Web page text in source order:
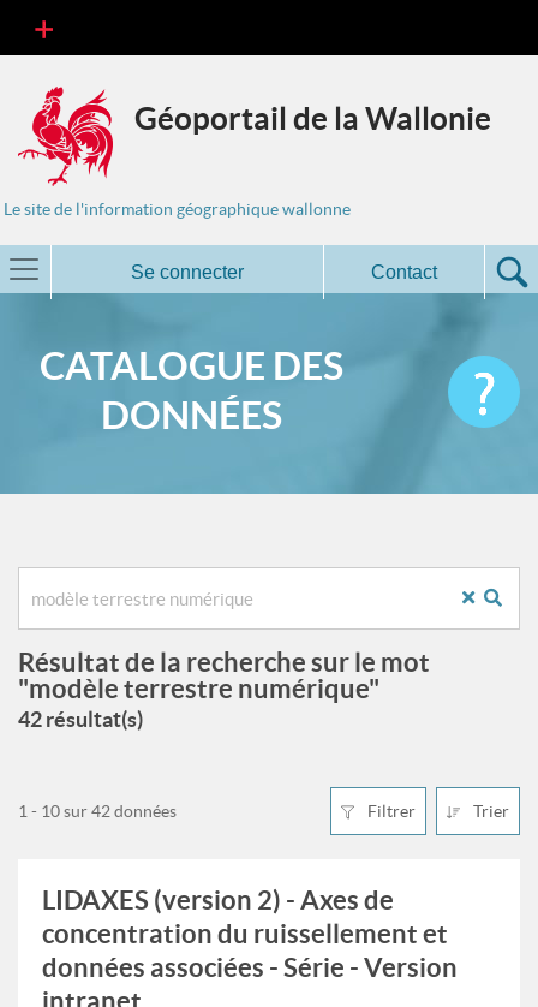
Géoportail de la Wallonie
Le site de l'information géographique wallonne
Se connecter Contact
CATALOGUE DES
DONNÉES
Résultat de la recherche sur le mot
"modèle terrestre numérique"
42 résultat(s)
Filtrer Trier
1 - 10 sur 42 données
LIDAXES (version 2) - Axes de
concentration du ruissellement et
données associées - Série - Version
intranet